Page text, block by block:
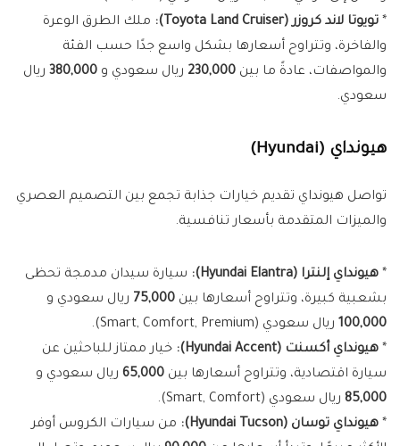
* تويوتا لاند كروزر (Toyota Land Cruiser):
ملك الطرق الوعرة
والفاخرة، وتتراوح أسعارها بشكل واسع جدًا حسب الفئة
والمواصفات، عادةً ما بين 230,000 ريال سعودي و 380,000 ريال
سعودي.
هيونداي (Hyundai)
تواصل هيونداي تقديم خيارات جذابة تجمع بين التصميم العصري
والميزات المتقدمة بأسعار تنافسية.
* هيونداي إلنترا (Hyundai Elantra):
سيارة سيدان مدمجة تحظى
بشعبية كبيرة، وتتراوح أسعارها بين 75,000 ريال سعودي و
100,000 ريال سعودي (Smart, Comfort, Premium).
* هيونداي أكسنت (Hyundai Accent):
خيار ممتاز للباحثين عن
سيارة اقتصادية، وتتراوح أسعارها بين 65,000 ريال سعودي و
85,000 ريال سعودي (Smart, Comfort).
* هيونداي توسان (Hyundai Tucson):
من سيارات الكروس أوفر